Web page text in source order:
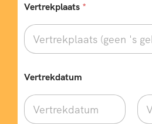
Vertrekplaats *
Vertrekdatum